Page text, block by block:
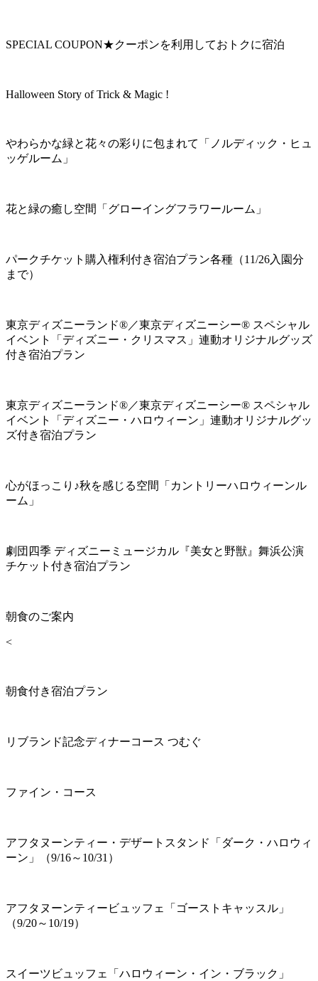
SPECIAL COUPON★クーポンを利用しておトクに宿泊
Halloween Story of Trick & Magic !
やわらかな緑と花々の彩りに包まれて「ノルディック・ヒュ
ッゲルーム」
花と緑の癒し空間「グローイングフラワールーム」
パークチケット購入権利付き宿泊プラン各種（11/26入園分
まで）
東京ディズニーランド®／東京ディズニーシー® スペシャル
イベント「ディズニー・クリスマス」連動オリジナルグッズ
付き宿泊プラン
東京ディズニーランド®／東京ディズニーシー® スペシャル
イベント「ディズニー・ハロウィーン」連動オリジナルグッ
ズ付き宿泊プラン
心がほっこり♪秋を感じる空間「カントリーハロウィーンル
ーム」
劇団四季 ディズニーミュージカル『美女と野獣』舞浜公演
チケット付き宿泊プラン
朝食のご案内
<
朝食付き宿泊プラン
リブランド記念ディナーコース つむぐ
ファイン・コース
アフタヌーンティー・デザートスタンド「ダーク・ハロウィ
ーン」（9/16～10/31）
アフタヌーンティービュッフェ「ゴーストキャッスル」
（9/20～10/19）
スイーツビュッフェ「ハロウィーン・イン・ブラック」